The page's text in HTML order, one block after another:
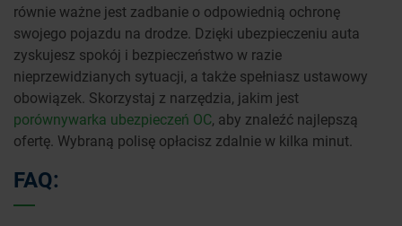
równie ważne jest zadbanie o odpowiednią ochronę
swojego pojazdu na drodze. Dzięki ubezpieczeniu auta
zyskujesz spokój i bezpieczeństwo w razie
nieprzewidzianych sytuacji, a także spełniasz ustawowy
obowiązek. Skorzystaj z narzędzia, jakim jest
porównywarka ubezpieczeń OC, aby znaleźć najlepszą
ofertę. Wybraną polisę opłacisz zdalnie w kilka minut.
FAQ: